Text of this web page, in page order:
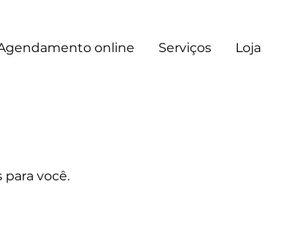
online Serviços Loja
você.